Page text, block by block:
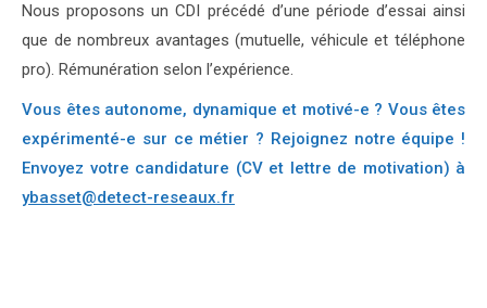
Nous proposons un CDI précédé d’une période d’essai ainsi
que de nombreux avantages (mutuelle, véhicule et téléphone
pro). Rémunération selon l’expérience.
Vous êtes autonome, dynamique et motivé-e ? Vous êtes
expérimenté-e sur ce métier ? Rejoignez notre équipe !
Envoyez votre candidature (CV et lettre de motivation) à
ybasset@detect-reseaux.fr